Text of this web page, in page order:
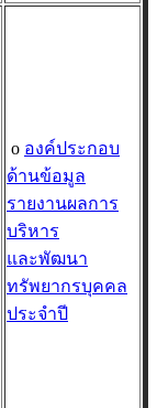
o องค์ประกอบ
ด้านข้อมูล
รายงานผลการ
บริหาร
และพัฒนา
ทรัพยากรบุคคล
ประจำปี